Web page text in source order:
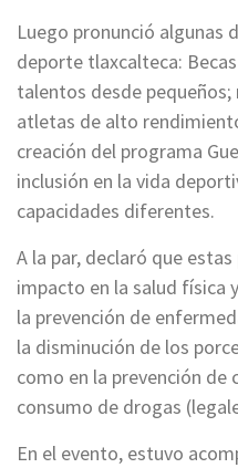
Luego pronunció algunas
deporte tlaxcalteca:
talentos desde pequeños;
atletas de alto
creación del programa
inclusión en la vida
capacidades diferentes.
A la par, declaró que
impacto en la salud física
la prevención de
la disminución de los
como en la prevención de
consumo de drogas
En el evento, estuvo